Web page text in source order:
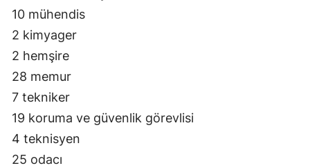
10 mühendis
2 kimyager
2 hemşire
28 memur
7 tekniker
19 koruma ve güvenlik görevlisi
4 teknisyen
25 odacı